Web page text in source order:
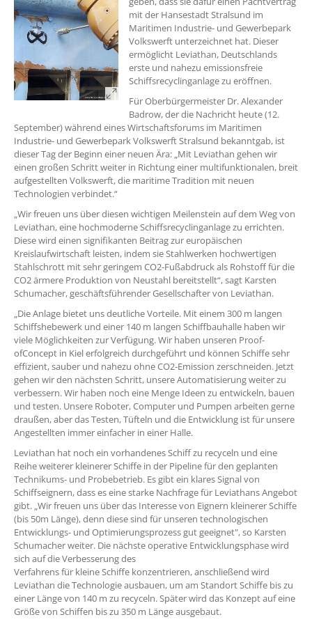
mit der Hansestadt Stralsund im
Maritimen Industrie- und Gewerbepark
Volkswerft unterzeichnet hat. Dieser
ermöglicht Leviathan, Deutschlands
erste und nahezu emissionsfreie
Schiffsrecyclinganlage zu eröffnen.
Für Oberbürgermeister Dr. Alexander
Badrow, der die Nachricht heute (12.
September) während eines Wirtschaftsforums im Maritimen
Industrie- und Gewerbepark Volkswerft Stralsund bekanntgab, ist
dieser Tag der Beginn einer neuen Ära: „Mit Leviathan gehen wir
einen großen Schritt weiter in Richtung einer multifunktionalen, breit
aufgestellten Volkswerft, die maritime Tradition mit neuen
Technologien verbindet.“
„Wir freuen uns über diesen wichtigen Meilenstein auf dem Weg von
Leviathan, eine hochmoderne Schiffsrecyclinganlage zu errichten.
Diese wird einen signifikanten Beitrag zur europäischen
Kreislaufwirtschaft leisten, indem sie Stahlwerken hochwertigen
Stahlschrott mit sehr geringem CO2-Fußabdruck als Rohstoff für die
CO2 ärmere Produktion von Neustahl bereitstellt“, sagt Karsten
Schumacher, geschäftsführender Gesellschafter von Leviathan.
„Die Anlage bietet uns deutliche Vorteile. Mit einem 300 m langen
Schiffshebewerk und einer 140 m langen Schiffbauhalle haben wir
viele Möglichkeiten zur Verfügung. Wir haben unseren Proof-
ofConcept in Kiel erfolgreich durchgeführt und können Schiffe sehr
effizient, sauber und nahezu ohne CO2-Emission zerschneiden. Jetzt
gehen wir den nächsten Schritt, unsere Automatisierung weiter zu
verbessern. Wir haben noch eine Menge Ideen zu entwickeln, bauen
und testen. Unsere Roboter, Computer und Pumpen arbeiten gerne
draußen, aber das Testen, Tüfteln und die Entwicklung ist für unsere
Angestellten immer einfacher in einer Halle.
Leviathan hat noch ein vorhandenes Schiff zu recyceln und eine
Reihe weiterer kleinerer Schiffe in der Pipeline für den geplanten
Technikums- und Probebetrieb. Es gibt ein klares Signal von
Schiffseignern, dass es eine starke Nachfrage für Leviathans Angebot
gibt. „Wir freuen uns über das Interesse von Eignern kleinerer Schiffe
(bis 50m Länge), denn diese sind für unseren technologischen
Entwicklungs- und Optimierungsprozess gut geeignet", so Karsten
Schumacher weiter. Die nächste operative Entwicklungsphase wird
sich auf die Verbesserung des
Verfahrens für kleine Schiffe konzentrieren, anschließend wird
Leviathan die Technologie ausbauen, um am Standort Schiffe bis zu
einer Länge von 140 m zu recyceln. Später wird das Konzept auf eine
Größe von Schiffen bis zu 350 m Länge ausgebaut.